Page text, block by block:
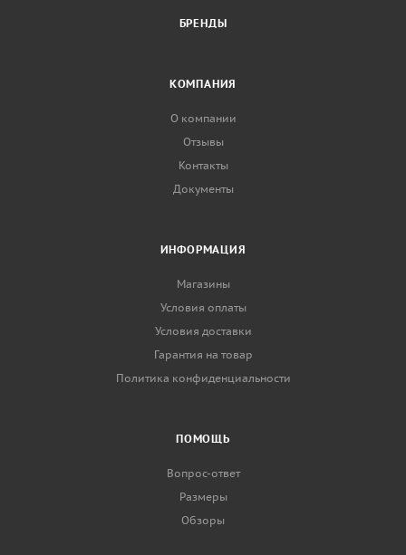
БРЕНДЫ
КОМПАНИЯ
О компании
Отзывы
Контакты
Документы
ИНФОРМАЦИЯ
Магазины
Условия оплаты
Условия доставки
Гарантия на товар
Политика конфиденциальности
ПОМОЩЬ
Вопрос-ответ
Размеры
Обзоры